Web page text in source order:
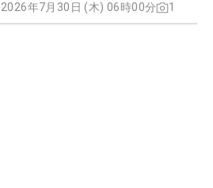
2026年7月30日 (木) 06時00分 1